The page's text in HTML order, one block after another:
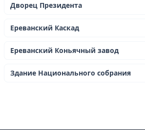
Дворец Президента
Ереванский Каскад
Ереванский Коньячный завод
Здание Национального собрания